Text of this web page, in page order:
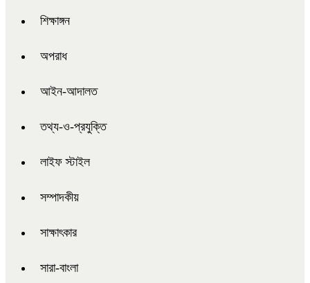
শিক্ষাঙ্গন
অপরাধ
আইন-আদালত
তথ্য-ও-প্রযুক্তি
লাইফ স্টাইল
সম্পাদকীয়
সাক্ষাৎকার
সারা-বাংলা